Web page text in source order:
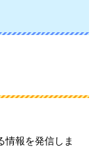
情報を発信しま